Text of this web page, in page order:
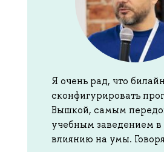
Я очень рад, что
сконфигурировать
Вышкой, самым
учебным заведением в
влиянию на умы.